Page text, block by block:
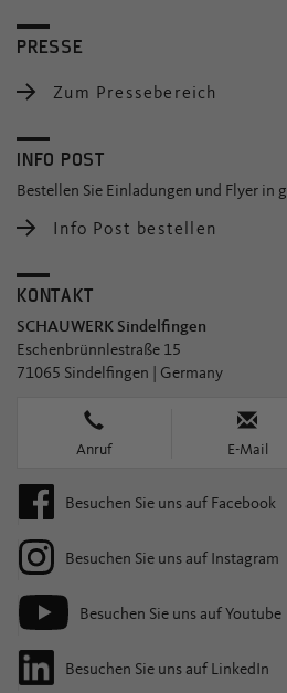
PRESSE
Zum Pressebereich
INFO POST
Bestellen Sie Einladungen und Flyer in
Info Post bestellen
KONTAKT
SCHAUWERK Sindelfingen
Eschenbrünnlestraße 15
71065 Sindelfingen | Germany
Anruf E-Mail
Besuchen Sie uns auf Facebook
Besuchen Sie uns auf Instagram
Besuchen Sie uns auf Youtube
Besuchen Sie uns auf LinkedIn